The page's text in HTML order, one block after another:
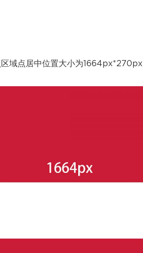
域点居中位置大小为1664px*270px